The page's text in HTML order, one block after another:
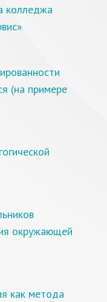
колледжа
(на примере
окружающей
как метода